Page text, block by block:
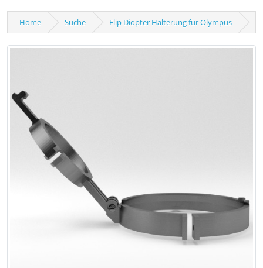
Home Suche Flip Diopter Halterung für Olympus